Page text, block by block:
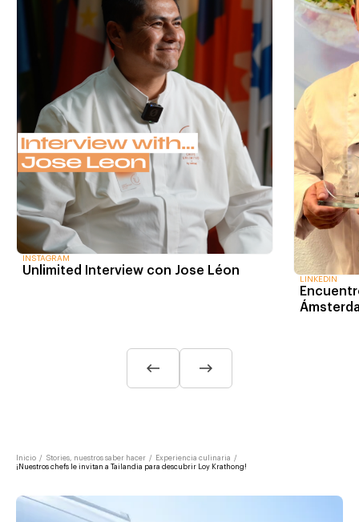
INSTAGRAM
Unlimited Interview con Jose Léon
LINKEDIN
Inicio / Stories, nuestros saber hacer / Experiencia culinaria /
¡Nuestros chefs le invitan a Tailandia para descubrir Loy Krathong!